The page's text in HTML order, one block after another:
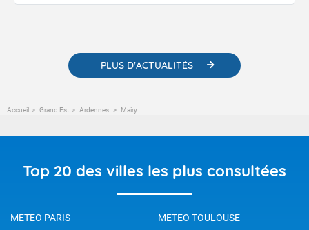
publications. Vous y trouverez également des liens utiles vers nos
PLUS D'ACTUALITÉS
Accueil Grand Est Ardennes Mairy
Top 20 des villes les plus consultées
METEO PARIS
METEO TOULOUSE